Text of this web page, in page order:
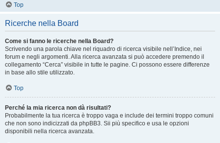
Top
Ricerche nella Board
Come si fanno le ricerche nella Board?
Scrivendo una parola chiave nel riquadro di ricerca visibile nell’Indice, nei
forum e negli argomenti. Alla ricerca avanzata si può accedere premendo il
collegamento “Cerca” visibile in tutte le pagine. Ci possono essere differenze
in base allo stile utilizzato.
Top
Perché la mia ricerca non dà risultati?
Probabilmente la tua ricerca è troppo vaga e include dei termini troppo comuni
che non sono indicizzati da phpBB3. Sii più specifico e usa le opzioni
disponibili nella ricerca avanzata.